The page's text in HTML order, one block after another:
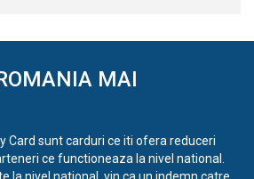
MAI
Card sunt carduri ce iti ofera reduceri
ce functioneaza la nivel national.